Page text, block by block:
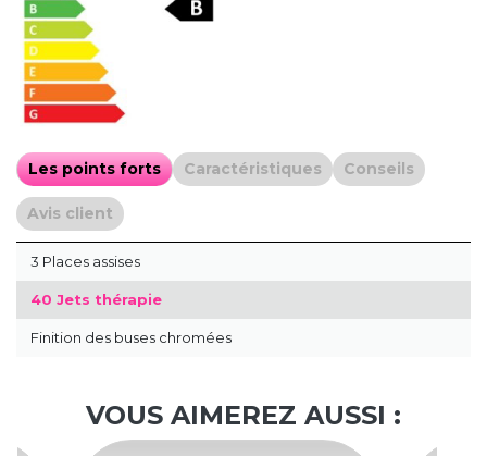
Les points forts Caractéristiques Conseils
Avis client
3 Places assises
40 Jets thérapie
Finition des buses chromées
VOUS AIMEREZ AUSSI :